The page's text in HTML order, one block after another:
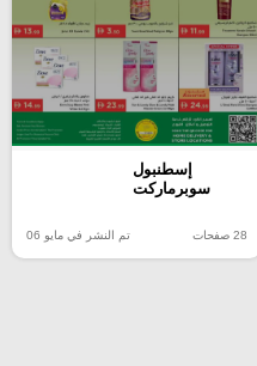
إسطنبول
سوبرماركت
28 صفحات تم النشر في مايو 06